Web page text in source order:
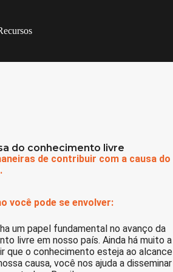
do conhecimento livre
de contribuir com a causa do
você pode se envolver:
um papel fundamental no avanço da
livre em nosso país. Ainda há muito a
que o conhecimento esteja ao alcance
causa, você nos ajuda a disseminar